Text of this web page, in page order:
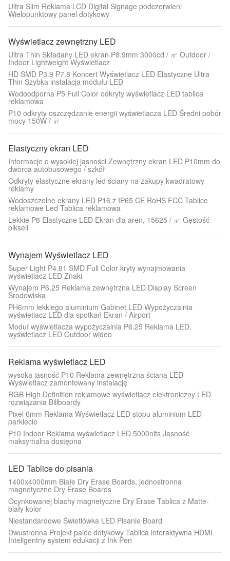
Ultra Slim Reklama LCD Digital Signage podczerwieni
Wielopunktowy panel dotykowy
Wyświetlacz zewnętrzny LED
Ultra Thin Składany LED ekran P8.9mm 3000cd / ㎡ Outdoor /
Indoor Lightweight Wyświetlacz
HD SMD P3.9 P7.8 Koncert Wyświetlacz LED Elastyczne Ultra
Thin Szybka instalacja modułu LED
Wodoodporna P5 Full Color odkryty wyświetlacz LED tablica
reklamowa
P10 odkryty oszczędzanie energii wyświetlacza LED Średni pobór
mocy 150W / ㎡
Elastyczny ekran LED
Informacje o wysokiej jasności Zewnętrzny ekran LED P10mm do
dworca autobusowego / szkół
Odkryty elastyczne ekrany led ściany na zakupy kwadratowy
reklamy
Wodoszczelne ekrany LED P16 z IP65 CE RoHS FCC Tablice
reklamowe Led Tablica reklamowa
Lekkie P8 Elastyczne LED Ekran dla aren, 15625 / ㎡ Gęstość
pikseli
Wynajem Wyświetlacz LED
Super Light P4.81 SMD Full Color kryty wynajmowania
wyświetlacz LED Znaki
Wynajem P6.25 Reklama zewnętrzna LED Display Screen
Środowiska
PH6mm lekkiego aluminium Gabinet LED Wypożyczalnia
wyświetlacz LED dla spotkań Ekran / Airport
Moduł wyświetlacza wypożyczalnia P6.25 Reklama LED,
wyświetlacz LED Outdoor wideo
Reklama wyświetlacz LED
wysoka jasność P10 Reklama zewnętrzna ściana LED
Wyświetlacz zamontowany instalację
RGB High Definition reklamowe wyświetlacz elektroniczny LED
rozwiązania Billboardy
Pixel 6mm Reklama Wyświetlacz LED stopu aluminium LED
parkiecie
P10 Indoor Reklama wyświetlacz LED 5000nits Jasność
maksymalna dostępna
LED Tablice do pisania
1400x4000mm Białe Dry Erase Boards, jednostronna
magnetyczne Dry Erase Boards
Ocynkowanej blachy magnetyczne Dry Erase Tablica z Matte-
biały kolor
Niestandardowe Świetlówka LED Pisanie Board
Dwustronna Projekt palec dotykowy Tablica interaktywna HDMI
Inteligentny system edukacji z Ink Pen